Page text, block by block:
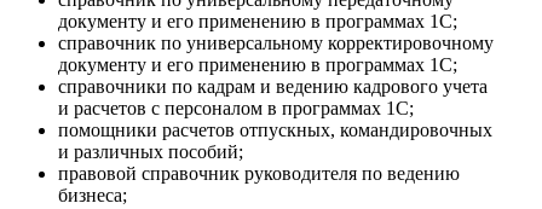
документу и его применению в программах 1С;
справочник по универсальному корректировочному
документу и его применению в программах 1С;
справочники по кадрам и ведению кадрового учета
и расчетов с персоналом в программах 1С;
помощники расчетов отпускных, командировочных
и различных пособий;
правовой справочник руководителя по ведению
бизнеса;